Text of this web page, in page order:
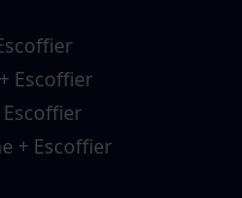
Escoffier
+ Escoffier